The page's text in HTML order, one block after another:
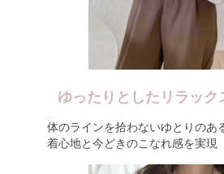
ゆったりとしたリラック
体のラインを拾わないゆとりのあ
着心地と今どきのこなれ感を実現